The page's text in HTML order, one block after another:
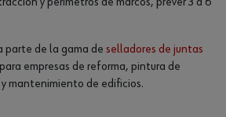
parte de la gama de selladores de juntas
empresas de reforma, pintura de
mantenimiento de edificios.